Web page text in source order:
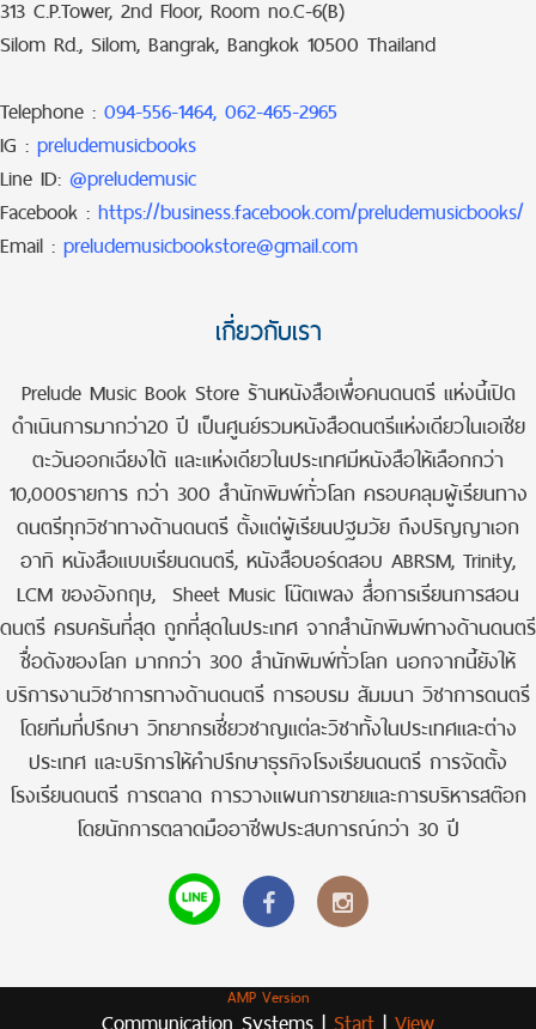
313 C.P.Tower, 2nd Floor, Room no.C-6(B)
Silom Rd., Silom, Bangrak, Bangkok 10500 Thailand
Telephone : 094-556-1464, 062-465-2965
IG : preludemusicbooks
Line ID: @preludemusic
Facebook : https://business.facebook.com/preludemusicbooks/
Email : preludemusicbookstore@gmail.com
เกี่ยวกับเรา
Prelude Music Book Store ร้านหนังสือเพื่อคนดนตรี แห่งนี้เปิด
ดำเนินการมากว่า20 ปี เป็นศูนย์รวมหนังสือดนตรีแห่งเดียวในเอเชีย
ตะวันออกเฉียงใต้ และแห่งเดียวในประเทศมีหนังสือให้เลือกกว่า
10,000รายการ กว่า 300 สำนักพิมพ์ทั่วโลก ครอบคลุมผู้เรียนทาง
ดนตรีทุกวิชาทางด้านดนตรี ตั้งแต่ผู้เรียนปฐมวัย ถึงปริญญาเอก
อาทิ หนังสือแบบเรียนดนตรี, หนังสือบอร์ดสอบ ABRSM, Trinity,
LCM ของอังกฤษ, Sheet Music โน๊ตเพลง สื่อการเรียนการสอน
ดนตรี ครบครันที่สุด ถูกที่สุดในประเทศ จากสำนักพิมพ์ทางด้านดนตรี
ชื่อดังของโลก มากกว่า 300 สำนักพิมพ์ทั่วโลก นอกจากนี้ยังให้
บริการงานวิชาการทางด้านดนตรี การอบรม สัมมนา วิชาการดนตรี
โดยทีมที่ปรึกษา วิทยากรเชี่ยวชาญแต่ละวิชาทั้งในประเทศและต่าง
ประเทศ และบริการให้คำปรึกษาธุรกิจโรงเรียนดนตรี การจัดตั้ง
โรงเรียนดนตรี การตลาด การวางแผนการขายและการบริหารสต๊อก
โดยนักการตลาดมืออาชีพประสบการณ์กว่า 30 ปี
AMP Version